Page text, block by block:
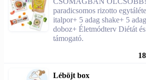
paradicsomos rizotto
italpor+ 5 adag shake+ 5
doboz+ Életmódterv Diétát
támogató.
Léböjt box